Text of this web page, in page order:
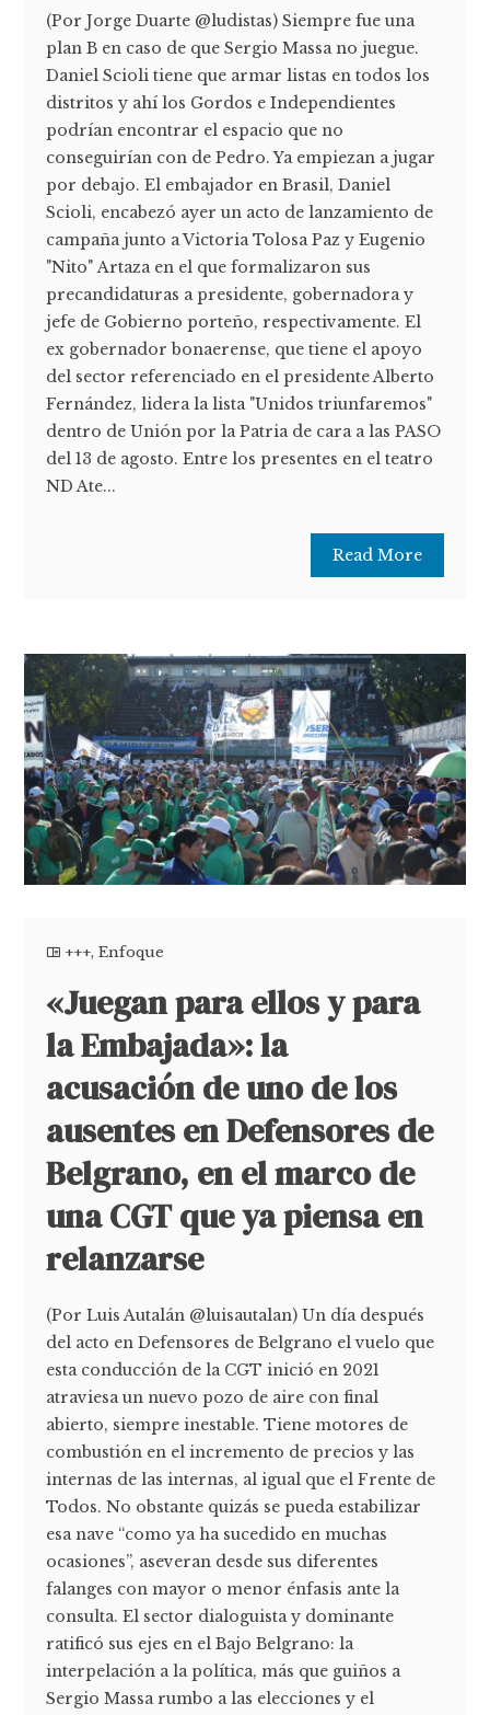
(Por Jorge Duarte @ludistas) Siempre fue una
plan B en caso de que Sergio Massa no juegue.
Daniel Scioli tiene que armar listas en todos los
distritos y ahí los Gordos e Independientes
podrían encontrar el espacio que no
conseguirían con de Pedro. Ya empiezan a jugar
por debajo. El embajador en Brasil, Daniel
Scioli, encabezó ayer un acto de lanzamiento de
campaña junto a Victoria Tolosa Paz y Eugenio
"Nito" Artaza en el que formalizaron sus
precandidaturas a presidente, gobernadora y
jefe de Gobierno porteño, respectivamente. El
ex gobernador bonaerense, que tiene el apoyo
del sector referenciado en el presidente Alberto
Fernández, lidera la lista "Unidos triunfaremos"
dentro de Unión por la Patria de cara a las PASO
del 13 de agosto. Entre los presentes en el teatro
ND Ate...
Read More
+++,Enfoque
«Juegan para ellos y para
la Embajada»: la
acusación de uno de los
ausentes en Defensores de
Belgrano, en el marco de
una CGT que ya piensa en
relanzarse
(Por Luis Autalán @luisautalan) Un día después
del acto en Defensores de Belgrano el vuelo que
esta conducción de la CGT inició en 2021
atraviesa un nuevo pozo de aire con final
abierto, siempre inestable. Tiene motores de
combustión en el incremento de precios y las
internas de las internas, al igual que el Frente de
Todos. No obstante quizás se pueda estabilizar
esa nave “como ya ha sucedido en muchas
ocasiones”, aseveran desde sus diferentes
falanges con mayor o menor énfasis ante la
consulta. El sector dialoguista y dominante
ratificó sus ejes en el Bajo Belgrano: la
interpelación a la política, más que guiños a
Sergio Massa rumbo a las elecciones y el